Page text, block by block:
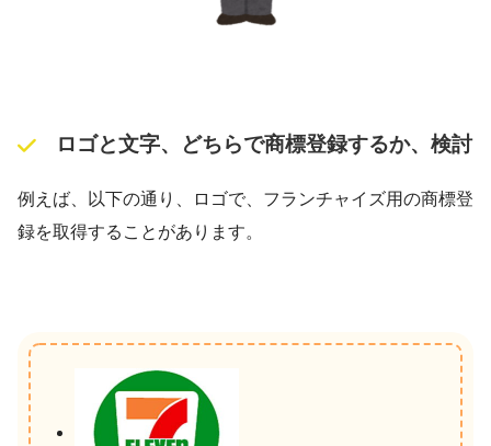
ロゴと文字、どちらで商標登録するか、検討
例えば、以下の通り、ロゴで、フランチャイズ用の商標登
録を取得することがあります。